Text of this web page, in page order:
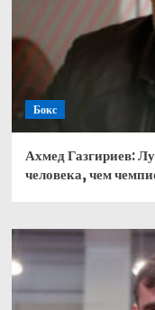
Бокс
Ахмед Газгириев:
человека, чем